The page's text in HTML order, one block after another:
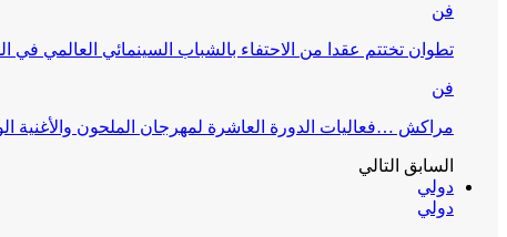
فن
تطوان تختتم عقدا من الاحتفاء بالشباب السينمائي العالمي في
فن
مراكش …فعاليات الدورة العاشرة لمهرجان الملحون والأغنية
السابق التالي
دولي
دولي